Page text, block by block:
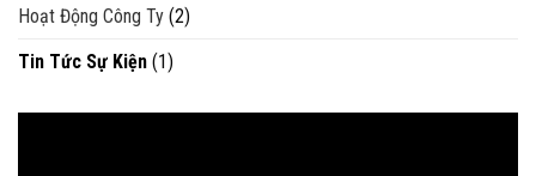
Hoạt Động Công Ty (2)
Tin Tức Sự Kiện (1)